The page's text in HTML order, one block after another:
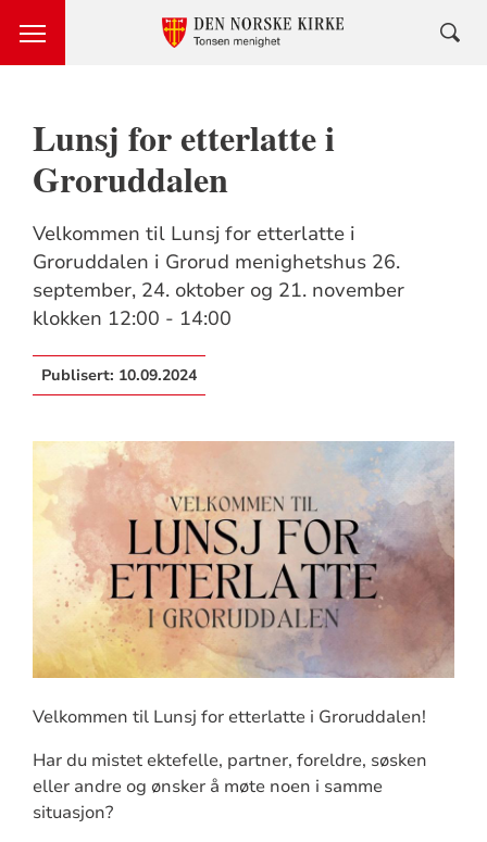
Lunsj for etterlatte i
Groruddalen
Velkommen til Lunsj for etterlatte i
Groruddalen i Grorud menighetshus 26.
september, 24. oktober og 21. november
klokken 12:00 - 14:00
Publisert: 10.09.2024
Velkommen til Lunsj for etterlatte i Groruddalen!
Har du mistet ektefelle, partner, foreldre, søsken
eller andre og ønsker å møte noen i samme
situasjon?